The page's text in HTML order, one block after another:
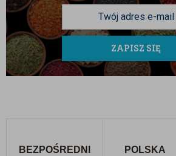
ZAPISZ SIĘ
BEZPOŚREDNI
POLSKA